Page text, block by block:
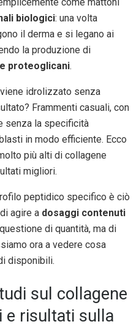
come mattoni
biologici: una volta
il derma e si legano ai
la produzione di
proteoglicani.
viene idrolizzato senza
Frammenti casuali, con
senza la specificità
in modo efficiente. Ecco
più alti di collagene
migliori.
peptidico specifico è ciò
agire a dosaggi contenuti
di quantità, ma di
ora a vedere cosa
disponibili.
sul collagene
e risultati sulla